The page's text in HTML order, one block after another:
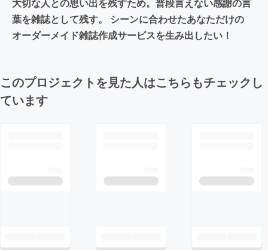
大切な人との思い出を残すため。普段言えない感謝の言
葉を雑誌として残す。 シーンに合わせたあなただけの
オーダーメイド雑誌作成サービスを生み出したい！
このプロジェクトを見た人はこちらもチェックし
ています